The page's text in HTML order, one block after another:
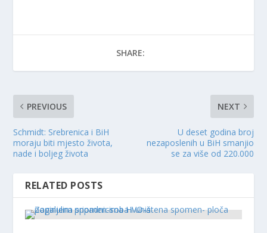
SHARE:
PREVIOUS
Schmidt: Srebrenica i BiH
moraju biti mjesto života,
nade i boljeg života
NEXT
U deset godina broj
nezaposlenih u BiH smanjio
se za više od 220.000
RELATED POSTS